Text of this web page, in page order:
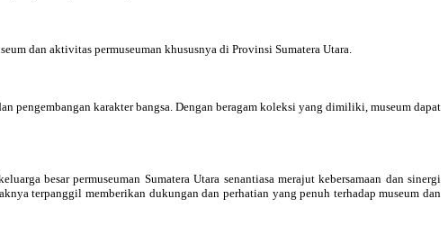
dan aktivitas permuseuman khususnya di Provinsi Sumatera Utara.
pengembangan karakter bangsa. Dengan beragam koleksi yang dimiliki, museum dapat
besar permuseuman Sumatera Utara senantiasa merajut kebersamaan dan sinergi
terpanggil memberikan dukungan dan perhatian yang penuh terhadap museum dan